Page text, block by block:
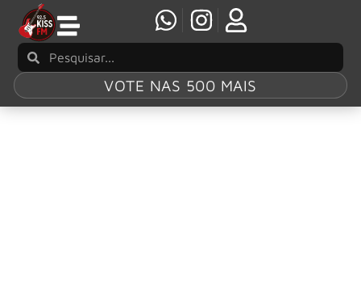
VOTE NAS 500 MAIS